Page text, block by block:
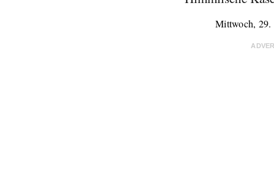
Mittwoch, 29.